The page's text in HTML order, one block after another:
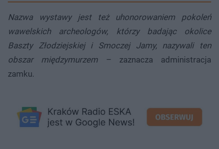
Nazwa wystawy jest też uhonorowaniem pokoleń
wawelskich archeologów, którzy badając okolice
Baszty Złodziejskiej i Smoczej Jamy, nazywali ten
obszar międzymurzem – zaznacza administracja
zamku.